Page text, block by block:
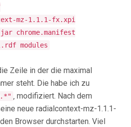
mz-1.1.1-fx.xpi
chrome.manifest
modules
Zeile in der die maximal
steht. Die habe ich zu
‚ modifiziert. Nach dem
neue radialcontext-mz-1.1.1-
Browser durchstarten. Viel